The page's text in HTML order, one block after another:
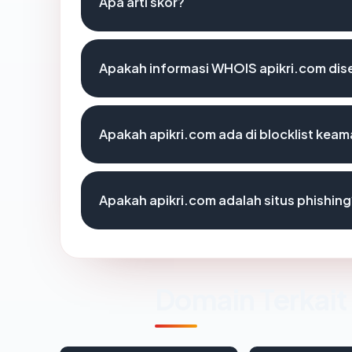
Apakah informasi WHOIS apikri.com
Apakah apikri.com ada di blocklist
Apakah apikri.com adalah situs